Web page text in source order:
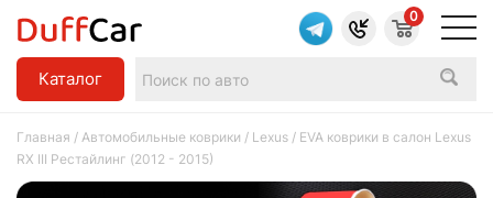
Каталог
0
Главная / Автомобильные коврики / Lexus / EVA коврики в салон Lexus
RX III Рестайлинг (2012 - 2015)